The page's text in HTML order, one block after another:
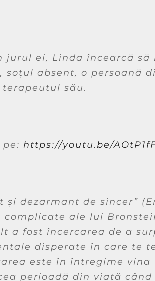
jurul ei, Linda încearcă să
soțul absent, o persoană
său.
https://youtu.be/
și dezarmant de sincer”
ale lui
a fost încercarea de a
disperate în care te
este în întregime vina
perioadă din viață